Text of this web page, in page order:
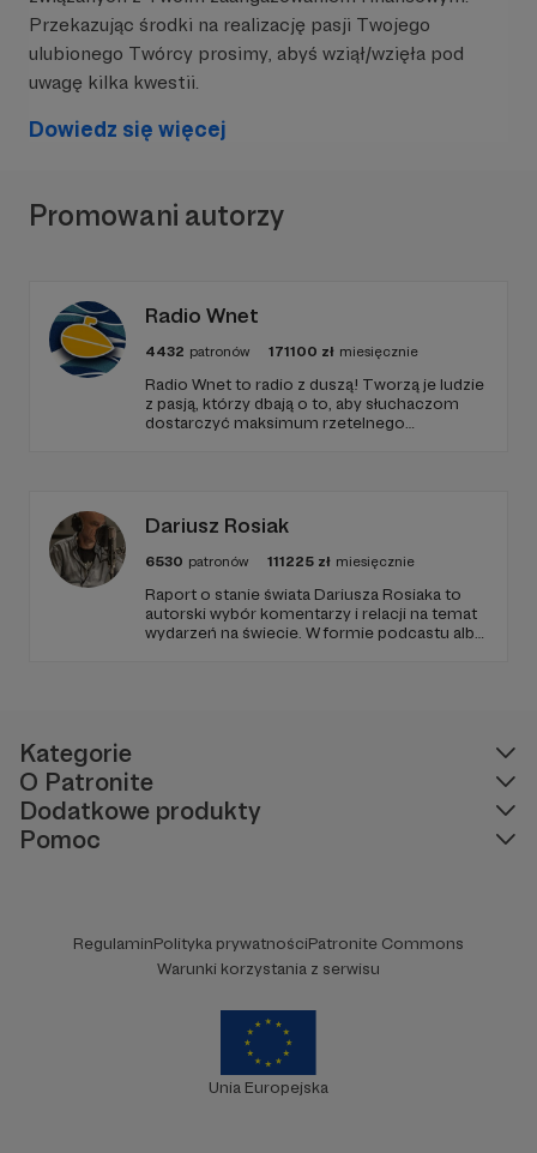
Przekazując środki na realizację pasji Twojego
ulubionego Twórcy prosimy, abyś wziął/wzięła pod
uwagę kilka kwestii.
Dowiedz się więcej
Promowani autorzy
Radio Wnet
4432 patronów 171100 zł miesięcznie
Radio Wnet to radio z duszą! Tworzą je ludzie
z pasją, którzy dbają o to, aby słuchaczom
dostarczyć maksimum rzetelnego
Dariusz Rosiak
6530 patronów 111225 zł miesięcznie
Raport o stanie świata Dariusza Rosiaka to
autorski wybór komentarzy i relacji na temat
wydarzeń na świecie. W formie podcastu albo
Kategorie
O Patronite
Dodatkowe produkty
Pomoc
RegulaminPolityka prywatnościPatronite Commons
Warunki korzystania z serwisu
Unia Europejska